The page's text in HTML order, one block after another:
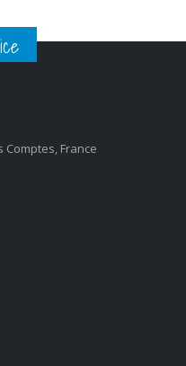
Comptes, France